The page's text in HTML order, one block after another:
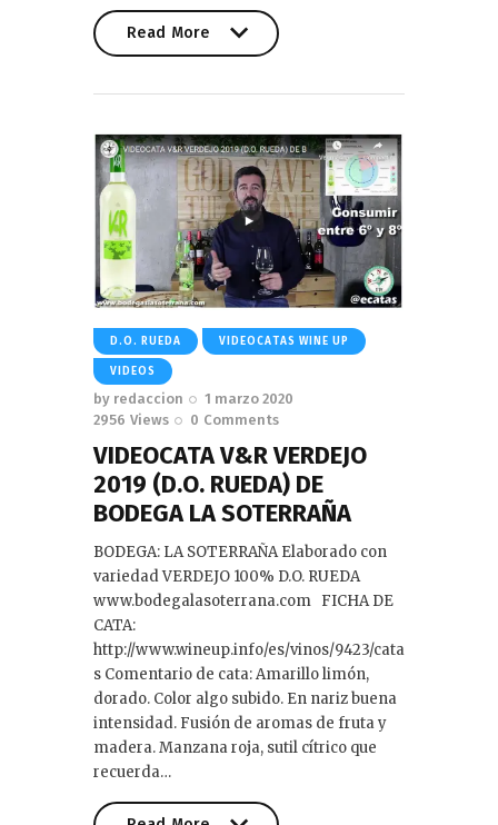
Read More
D.O. RUEDA VIDEOCATAS WINE UP
VIDEOS
by redaccion
1 marzo 2020
2956 Views 0 Comments
VIDEOCATA V&R VERDEJO
2019 (D.O. RUEDA) DE
BODEGA LA SOTERRAÑA
BODEGA: LA SOTERRAÑA Elaborado con
variedad VERDEJO 100% D.O. RUEDA
www.bodegalasoterrana.com FICHA DE
CATA:
http://www.wineup.info/es/vinos/9423/cata
s Comentario de cata: Amarillo limón,
dorado. Color algo subido. En nariz buena
intensidad. Fusión de aromas de fruta y
madera. Manzana roja, sutil cítrico que
recuerda…